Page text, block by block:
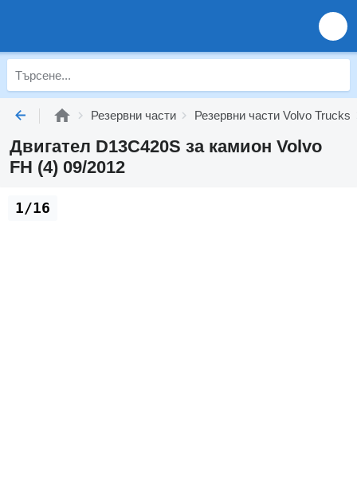
Резервни части Резервни части Volvo Trucks
Двигател D13C420S за камион Volvo
FH (4) 09/2012
1/16